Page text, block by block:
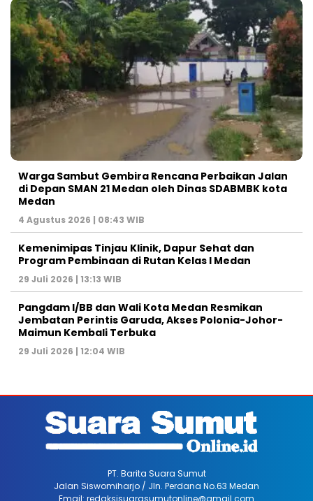
Warga Sambut Gembira Rencana Perbaikan Jalan
di Depan SMAN 21 Medan oleh Dinas SDABMBK kota
Medan
4 Agustus 2026 | 08:43 WIB
Kemenimipas Tinjau Klinik, Dapur Sehat dan
Program Pembinaan di Rutan Kelas I Medan
29 Juli 2026 | 13:13 WIB
Pangdam I/BB dan Wali Kota Medan Resmikan
Jembatan Perintis Garuda, Akses Polonia-Johor-
Maimun Kembali Terbuka
29 Juli 2026 | 12:04 WIB
PT. Barita Suara Sumut
Jalan Siswomiharjo / Jln. Perdana No.63 Medan
Email: redaksisuarasumutonline@gmail.com